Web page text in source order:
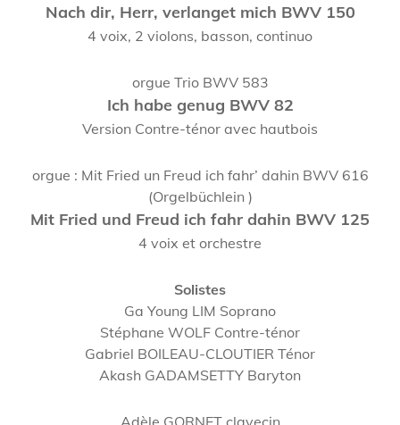
Nach dir, Herr, verlanget mich BWV 150
4 voix, 2 violons, basson, continuo
orgue Trio BWV 583
Ich habe genug BWV 82
Version Contre-ténor avec hautbois
orgue : Mit Fried un Freud ich fahr’ dahin BWV 616
(Orgelbüchlein )
Mit Fried und Freud ich fahr dahin BWV 125
4 voix et orchestre
Solistes
Ga Young LIM Soprano
Stéphane WOLF Contre-ténor
Gabriel BOILEAU-CLOUTIER Ténor
Akash GADAMSETTY Baryton
Adèle GORNET clavecin